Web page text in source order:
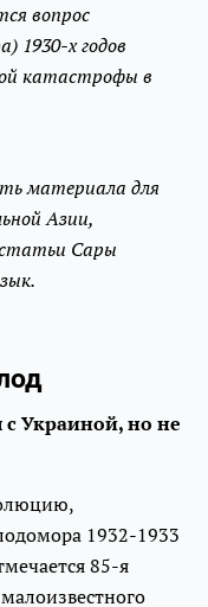
вопрос
1930-х годов
катастрофы в
материала для
Азии,
Сары
Украиной, но не
1932-1933
85-я